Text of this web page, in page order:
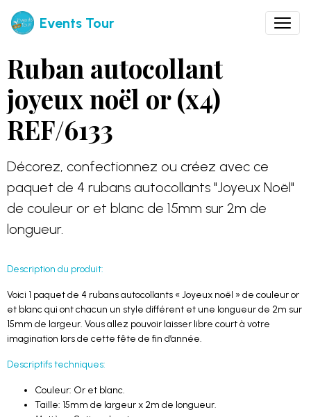
Events Tour
Ruban autocollant
joyeux noël or (x4)
REF/6133
Décorez, confectionnez ou créez avec ce
paquet de 4 rubans autocollants "Joyeux Noël"
de couleur or et blanc de 15mm sur 2m de
longueur.
Description du produit:
Voici 1 paquet de 4 rubans autocollants « Joyeux noël » de couleur or
et blanc qui ont chacun un style différent et une longueur de 2m sur
15mm de largeur. Vous allez pouvoir laisser libre court à votre
imagination lors de cette fête de fin d’année.
Descriptifs techniques:
Couleur: Or et blanc.
Taille: 15mm de largeur x 2m de longueur.